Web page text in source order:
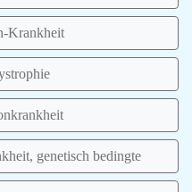
Krankheit
genetisch bedingte